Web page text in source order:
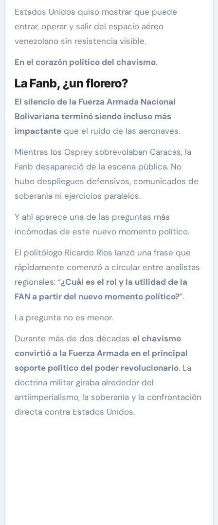
Estados Unidos quiso mostrar que puede
entrar, operar y salir del espacio aéreo
venezolano sin resistencia visible.
En el corazón político del chavismo.
La Fanb, ¿un florero?
El silencio de la Fuerza Armada Nacional
Bolivariana terminó siendo incluso más
impactanteque el ruido de las aeronaves.
Mientras los Osprey sobrevolaban Caracas, la
Fanb desapareció de la escena pública. No
hubo despliegues defensivos, comunicados de
soberanía ni ejercicios paralelos.
Y ahí aparece una de las preguntas más
incómodas de este nuevo momento político.
El politólogo Ricardo Ríos lanzó una frase que
rápidamente comenzó a circular entre analistas
regionales: “¿Cuál es el rol y la utilidad de la
FAN a partir del nuevo momento político?”.
La pregunta no es menor.
Durante más de dos décadas el chavismo
convirtió a la Fuerza Armada en el principal
soporte político del poder revolucionario. La
doctrina militar giraba alrededor del
antiimperialismo, la soberanía y la confrontación
directa contra Estados Unidos.